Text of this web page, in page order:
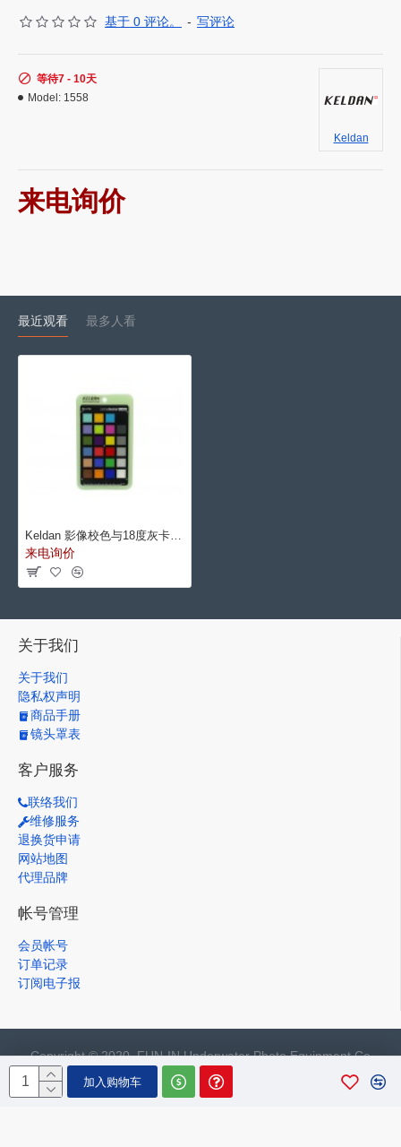
基于 0 评论。 - 写评论
来电询价
等待7 - 10天
Model: 1558
Keldan
加入购物车
最近观看 最多人看
Keldan 影像校色与18度灰卡 (防水树脂涂层, 75mmx128mm)
来电询价
关于我们
关于我们
隐私权声明
商品手册
镜头罩表
客户服务
联络我们
维修服务
退换货申请
网站地图
代理品牌
帐号管理
会员帐号
订单记录
订阅电子报
Copyright © 2020, FUN-IN Underwater Photo Equipment Co.,
Ltd., All Rights Reserved